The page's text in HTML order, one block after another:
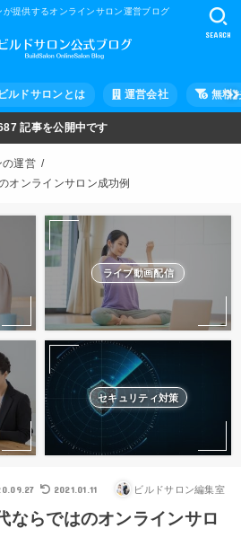
が提供するオンラインサロン運営ブログ
ビルドサロンとは 運営会社 無料
SEARCH
記事を公開中です
の運営
オンラインサロン成功例
ライブ動画配信
セキュリティ対策
2021.01.11 ビルドサロン編集室
ならではのオンラインサロ